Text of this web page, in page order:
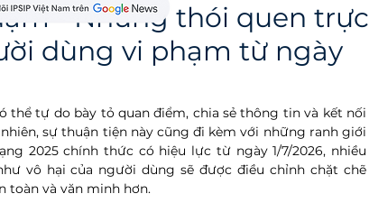
- Những thói quen trực
dùng vi phạm từ ngày
thể tự do bày tỏ quan điểm, chia sẻ thông tin và kết nối
sự thuận tiện này cũng đi kèm với những ranh giới
2025 chính thức có hiệu lực từ ngày 1/7/2026, nhiều
vô hại của người dùng sẽ được điều chỉnh chặt chẽ
toàn và văn minh hơn.